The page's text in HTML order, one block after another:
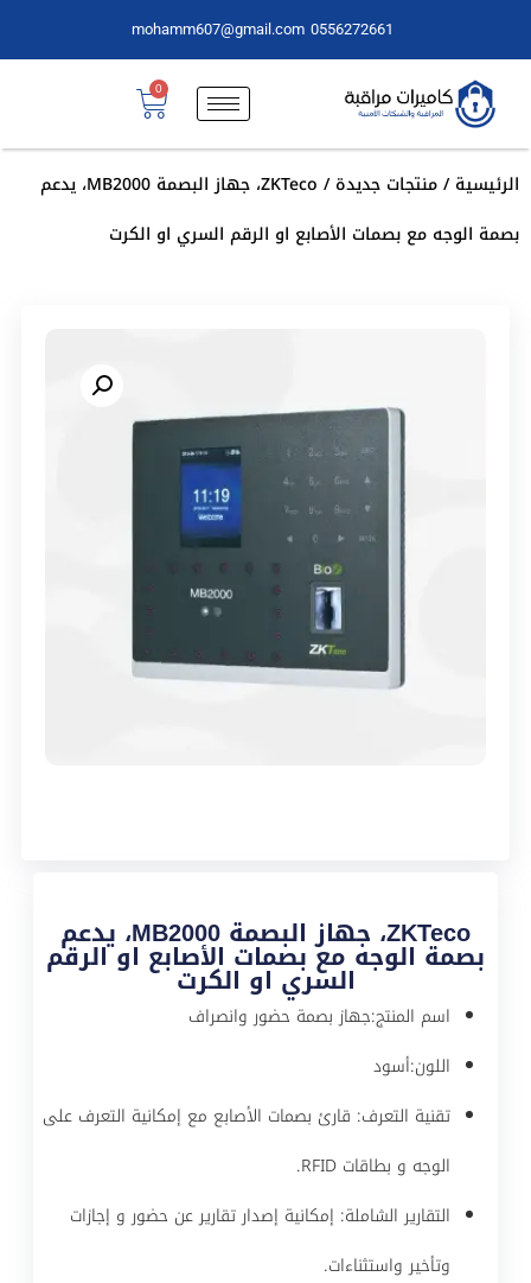
0556272661
mohamm607@gmail.com
0
الرئيسية/منتجات جديدة
/ ZKTeco، جهاز البصمة MB2000، يدعم
بصمة الوجه مع بصمات الأصابع او الرقم السري او الكرت
ZKTeco، جهاز البصمة MB2000، يدعم
بصمة الوجه مع بصمات الأصابع او الرقم
السري او الكرت
اسم المنتج:جهاز بصمة حضور وانصراف
اللون:أسود
تقنية التعرف: قارئ بصمات الأصابع مع إمكانية التعرف على
الوجه و بطاقات RFID.
التقارير الشاملة: إمكانية إصدار تقارير عن حضور و إجازات
وتأخير واستثناءات.